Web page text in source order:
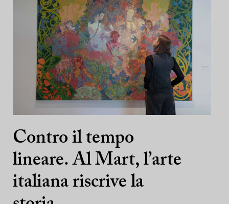
Contro il tempo
lineare. Al Mart, l’arte
italiana riscrive la